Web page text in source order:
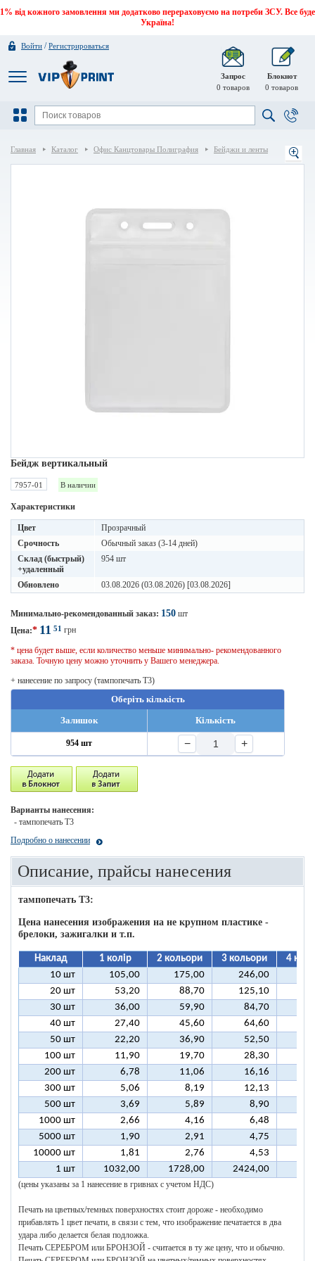
1% від кожного замовлення ми додатково перераховуємо на потреби ЗСУ. Все буде
Україна!
Войти /Регистрироваться
Запрос
0 товаров
Блокнот
0 товаров
Главная Каталог Офис Канцтовары Полиграфия Бейджи и ленты
Бейдж вертикальный
7957-01 В наличии
Характеристики
Цвет
Прозрачный
Срочность
Обычный заказ (3-14 дней)
Склад (быстрый)
+удаленный
954 шт
Обновлено 03.08.2026 (03.08.2026) [03.08.2026]
Минимально-рекомендованный заказ: 150 шт
Цена:* 11 51 грн
* цена будет выше, если количество меньше минимально- рекомендованного
заказа. Точную цену можно уточнить у Вашего менеджера.
+ нанесение по запросу (тампопечать T3)
Оберіть кількість
Залишок
Кількість
954 шт − +
Варианты нанесения:
- тампопечать T3
Подробно о нанесении
Описание, прайсы нанесения
тампопечать T3:
Цена нанесения изображения на не крупном пластике -
брелоки, зажигалки и т.п.
Наклад 1 колір 2 кольори 3 кольори
4
10 шт
105,00 175,00 246,00
20 шт
53,20 88,70 125,10
30 шт
36,00 59,90 84,70
40 шт
27,40 45,60 64,60
50 шт
22,20 36,90 52,50
100 шт
11,90 19,70 28,30
200 шт
6,78 11,06 16,16
300 шт
5,06 8,19 12,13
500 шт
3,69 5,89 8,90
1000 шт
2,66 4,16 6,48
5000 шт
1,90 2,91 4,75
10000 шт
1,81 2,76 4,53
1 шт
1032,00 1728,00 2424,00
(цены указаны за 1 нанесение в гривнах с учетом НДС)
Печать на цветных/темных поверхностях стоит дороже - необходимо
прибавлять 1 цвет печати, в связи с тем, что изображение печатается в два
удара либо делается белая подложка.
Печать СЕРЕБРОМ или БРОНЗОЙ - считается в ту же цену, что и обычно.